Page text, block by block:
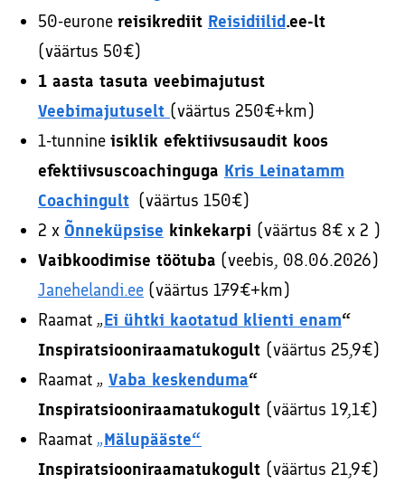
50-eurone reisikrediit Reisidiilid.ee-lt
(väärtus 50€)
1 aasta tasuta veebimajutust
Veebimajutuselt (väärtus 250€+km)
1-tunnine isiklik efektiivsusaudit koos
efektiivsuscoachinguga Kris Leinatamm
Coachingult(väärtus 150€)
2 x Õnneküpsise kinkekarpi (väärtus 8€ x 2 )
Vaibkoodimise töötuba (veebis, 08.06.2026)
Janehelandi.ee(väärtus 179€+km)
Raamat „Ei ühtki kaotatud klienti enam“
Inspiratsiooniraamatukogult (väärtus 25,9€)
Raamat „ Vaba keskenduma“
Inspiratsiooniraamatukogult (väärtus 19,1€)
Raamat „Mälupääste“
Inspiratsiooniraamatukogult (väärtus 21,9€)